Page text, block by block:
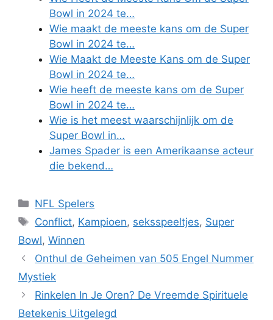
Bowl in 2024 te…
Wie maakt de meeste kans om de Super
Bowl in 2024 te…
Wie Maakt de Meeste Kans om de Super
Bowl in 2024 te…
Wie heeft de meeste kans om de Super
Bowl in 2024 te…
Wie is het meest waarschijnlijk om de
Super Bowl in…
James Spader is een Amerikaanse acteur
die bekend…
Categories
NFL Spelers
Tags
Conflict, Kampioen, seksspeeltjes, Super
Bowl, Winnen
Onthul de Geheimen van 505 Engel Nummer
Mystiek
Rinkelen In Je Oren? De Vreemde Spirituele
Betekenis Uitgelegd